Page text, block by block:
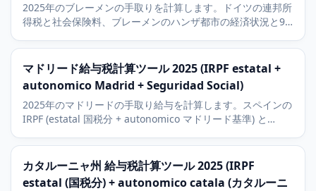
2025年のブレーメンの手取りを計算します。ドイツの連邦所
得税と社会保険料、ブレーメンのハンザ都市の経済状況と9
マドリード給与税計算ツール 2025 (IRPF estatal +
autonomico Madrid + Seguridad Social)
2025年のマドリードの手取り給与を計算します。スペインの
IRPF (estatal 国税分 + autonomico マドリード基準) と
はスペインの自治州で最も低い自治州IRPF税率です。
カタルーニャ州 給与税計算ツール 2025 (IRPF
estatal (国税分) + autonomico catala (カタルーニ